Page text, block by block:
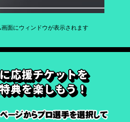
面にウィンドウが表示されます
応援チケットを
典を楽しもう！